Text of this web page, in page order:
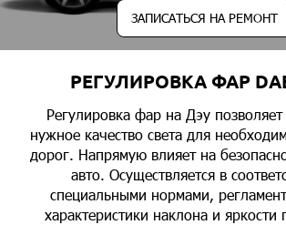
ЗАПИСАТЬСЯ НА РЕМОНТ
РЕГУЛИРОВКА ФАР
Регулировка фар на Дэу позволяет
нужное качество света для
дорог. Напрямую влияет на
авто. Осуществляется в
специальными нормами,
характеристики наклона и яркости